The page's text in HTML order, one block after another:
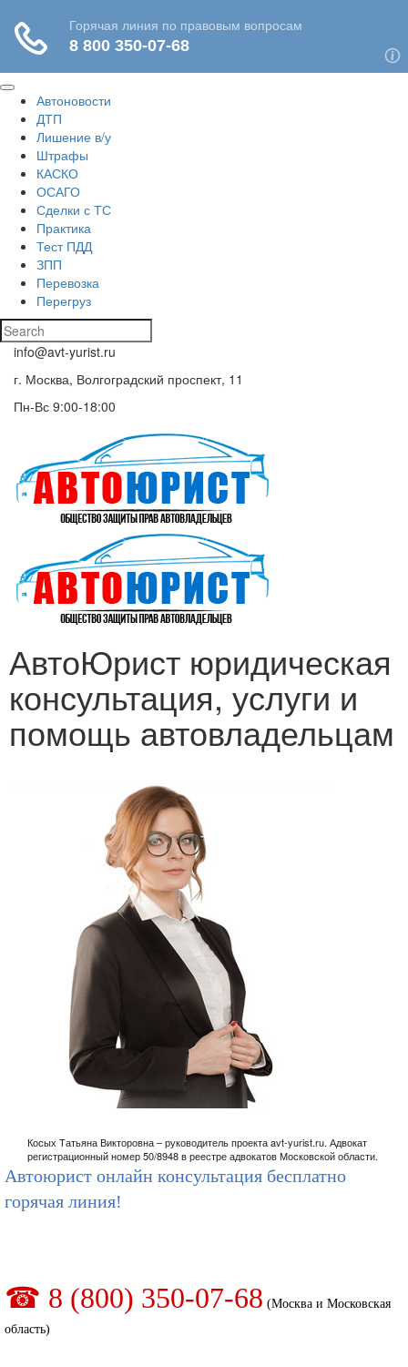
Автоновости
ДТП
Лишение в/у
Штрафы
КАСКО
ОСАГО
Сделки с ТС
Практика
Тест ПДД
ЗПП
Перевозка
Перегруз
info@avt-yurist.ru
г. Москва, Волгоградский проспект, 11
Пн-Вс 9:00-18:00
АвтоЮрист юридическая
консультация, услуги и
помощь автовладельцам
Автоюрист онлайн консультация бесплатно
горячая линия!
☎ 8 (800) 350-07-68 (Москва и Московская
область)